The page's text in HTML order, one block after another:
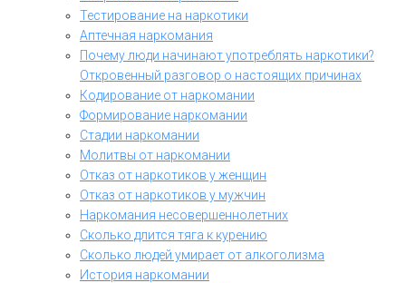
Тестирование на наркотики
Аптечная наркомания
Почему люди начинают употреблять наркотики?
Откровенный разговор о настоящих причинах
Кодирование от наркомании
Формирование наркомании
Стадии наркомании
Молитвы от наркомании
Отказ от наркотиков у женщин
Отказ от наркотиков у мужчин
Наркомания несовершеннолетних
Сколько длится тяга к курению
Сколько людей умирает от алкоголизма
История наркомании